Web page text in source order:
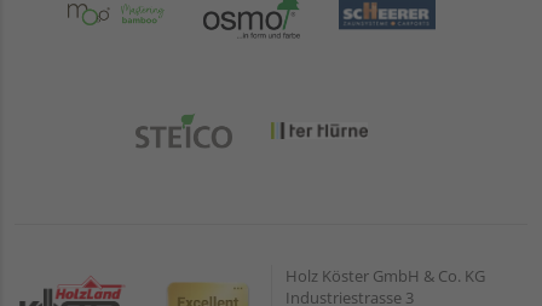
Holz Köster GmbH & Co. KG
Industriestrasse 3